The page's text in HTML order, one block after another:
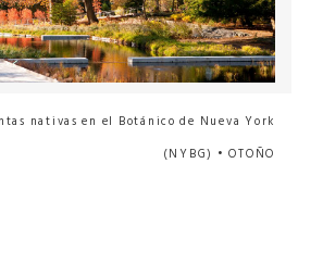
nativas en el Botánico de Nueva York
(NYBG) • OTOÑO